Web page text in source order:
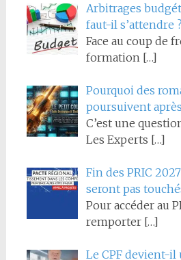
Arbitrages
faut-il s’attendre ?
Face au coup de
formation […]
Pourquoi des
poursuivent
C’est une
Les Experts […]
Fin des PRIC
seront pas
Pour accéder au
remporter […]
Le CPF devient-il